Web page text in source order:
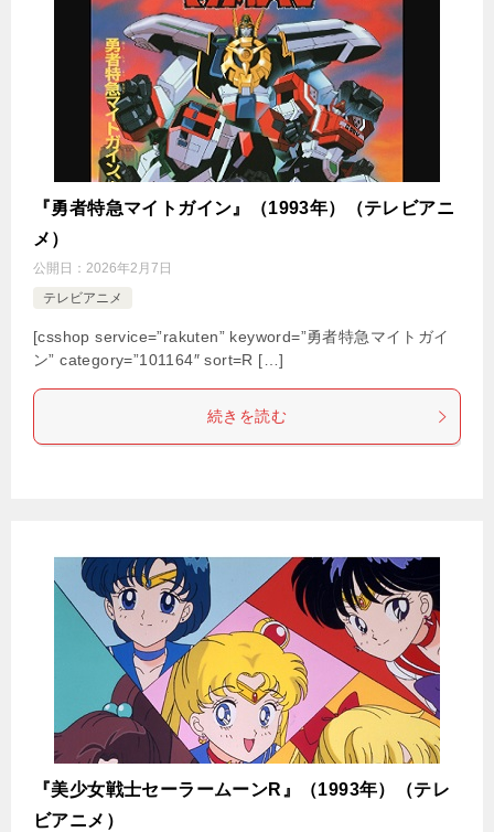
『勇者特急マイトガイン』（1993年）（テレビアニ
メ）
公開日： 2026年2月7日
テレビアニメ
[csshop service=”rakuten” keyword=”勇者特急マイトガイ
ン” category=”101164″ sort=R […]
続きを読む
『美少女戦士セーラームーンR』（1993年）（テレ
ビアニメ）